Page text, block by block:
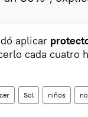
aplicar
cada cuatro
Sol niños